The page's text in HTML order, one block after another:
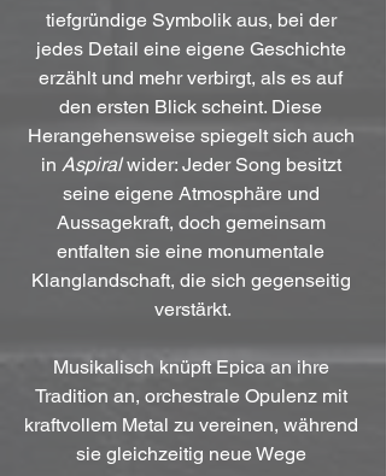
tiefgründige Symbolik aus, bei der
jedes Detail eine eigene Geschichte
erzählt und mehr verbirgt, als es auf
den ersten Blick scheint. Diese
Herangehensweise spiegelt sich auch
in Aspiral wider: Jeder Song besitzt
seine eigene Atmosphäre und
Aussagekraft, doch gemeinsam
entfalten sie eine monumentale
Klanglandschaft, die sich gegenseitig
verstärkt.
Musikalisch knüpft Epica an ihre
Tradition an, orchestrale Opulenz mit
kraftvollem Metal zu vereinen, während
sie gleichzeitig neue Wege